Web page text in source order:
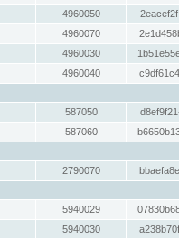
4960050
4960070
4960030
4960040
587050
587060
2790070
5940029
5940030